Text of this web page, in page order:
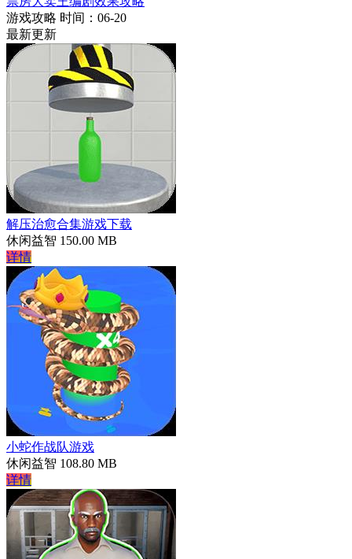
游戏攻略 时间：06-20
最新更新
解压治愈合集游戏下载
休闲益智 150.00 MB
详情
小蛇作战队游戏
休闲益智 108.80 MB
详情